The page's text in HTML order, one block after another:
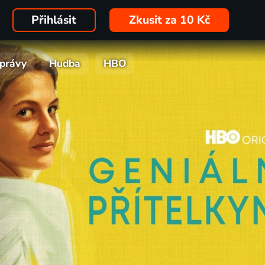
Přihlásit Zkusit za 10 Kč
Hudba HBO